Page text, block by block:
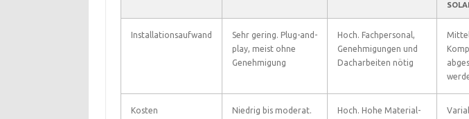
Installationsaufwand
Sehr gering. Plug-and-
play, meist ohne
Genehmigung
Hoch. Fachpersonal,
Genehmigungen und
Dacharbeiten nötig
Kosten
Niedrig bis moderat.
Hoch. Hohe Material-